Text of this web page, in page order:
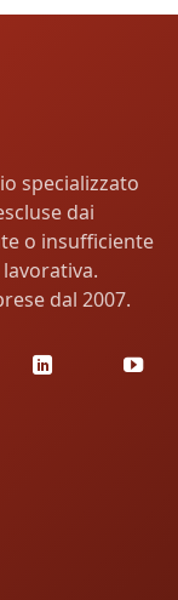
specializzato
dai
o insufficiente
dal 2007.